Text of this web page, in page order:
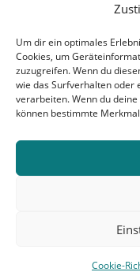
Um dir ein optimales
Cookies, um
zuzugreifen. Wenn du
wie das Surfverhalten oder
verarbeiten. Wenn du
können bestimmte
Cookie-